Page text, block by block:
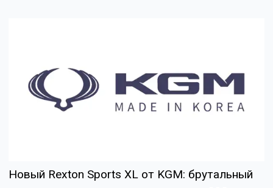
Новый Rexton Sports XL от KGM: брутальный